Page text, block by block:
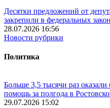
Десятки предложений от
закрепили в федеральных
28.07.2026 16:56
Новости рубрики
Политика
Больше 3,5 тысячи раз
помощь за полгода в
29.07.2026 15:02